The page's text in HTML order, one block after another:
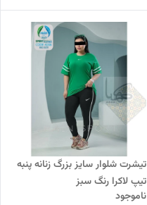
تیشرت شلوار سایز بزرگ زنانه پنبه
تیپ لاکرا رنگ سبز
ناموجود